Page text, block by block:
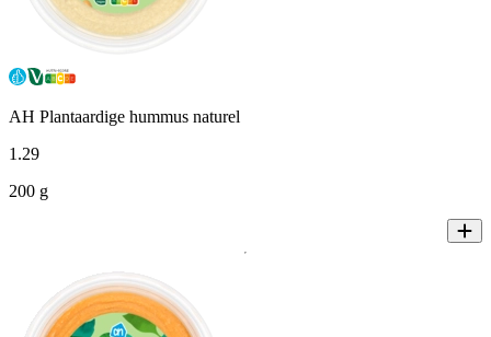
AH Plantaardige hummus naturel
1 .29
200 g